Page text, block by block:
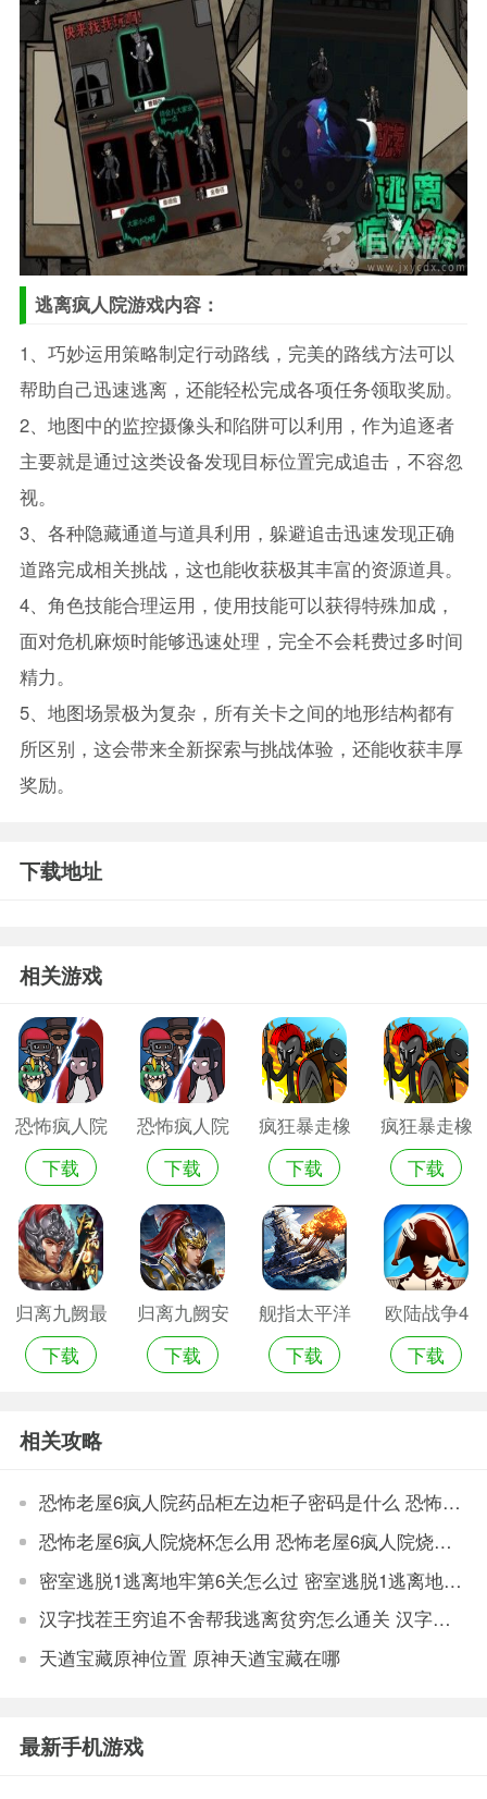
逃离疯人院游戏内容：
1、巧妙运用策略制定行动路线，完美的路线方法可以
帮助自己迅速逃离，还能轻松完成各项任务领取奖励。
2、地图中的监控摄像头和陷阱可以利用，作为追逐者
主要就是通过这类设备发现目标位置完成追击，不容忽
视。
3、各种隐藏通道与道具利用，躲避追击迅速发现正确
道路完成相关挑战，这也能收获极其丰富的资源道具。
4、角色技能合理运用，使用技能可以获得特殊加成，
面对危机麻烦时能够迅速处理，完全不会耗费过多时间
精力。
5、地图场景极为复杂，所有关卡之间的地形结构都有
所区别，这会带来全新探索与挑战体验，还能收获丰厚
奖励。
下载地址
相关游戏
恐怖疯人院
游戏1
下载
恐怖疯人院
中文版
下载
疯狂暴走橡
皮人手游
下载
疯狂暴走橡
皮人安卓版
下载
归离九阙最
新版破解版
下载
归离九阙安
卓版内购破
下载
舰指太平洋
下载
欧陆战争4
无限资源满
下载
相关攻略
恐怖老屋6疯人院药品柜左边柜子密码是什么 恐怖老屋6疯人院药品柜左边柜子密码说明
恐怖老屋6疯人院烧杯怎么用 恐怖老屋6疯人院烧杯用法分享
密室逃脱1逃离地牢第6关怎么过 密室逃脱1逃离地牢第6关攻略
汉字找茬王穷追不舍帮我逃离贫穷怎么通关 汉字找茬王穷追不舍帮我逃离贫穷通关方法
天遒宝藏原神位置 原神天遒宝藏在哪
最新手机游戏